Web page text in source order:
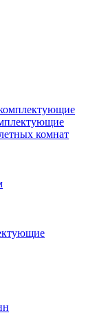
комнат